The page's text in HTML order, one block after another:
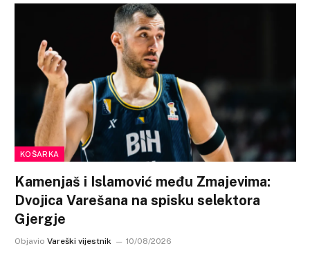
KOŠARKA
Kamenjaš i Islamović među Zmajevima:
Dvojica Varešana na spisku selektora
Gjergje
Objavio Vareški vijestnik 10/08/2026